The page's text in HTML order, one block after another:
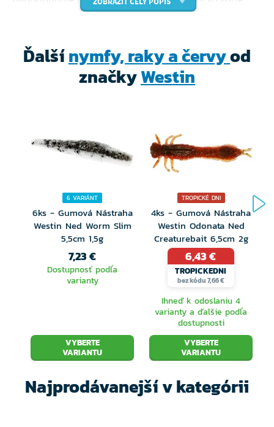
Super mäkký plávajúci materiál umožňuje loviť touto
nástrahou širokou škálou spôsobov. Veďte ho
Túto všestrannú nástrahu je možné použiť na
pstruhovým chatterbaitom alebo sbirolinom –
možnosti nastraženia sú nekonečné!
Napustený cesnakovým/syrovým alebo banánovým
dipom, dvoma najlepšími pstruhovými atraktormi
Silné UV farby
Ideálne pre pstruhové trút area a put & take
revíry
Ďalšínymfy, raky a červyod
značkyWestin
6 VARIÁNT
6ks - Gumová Nástraha
Westin Ned Worm Slim
5,5cm 1,5g
7,23 €
Dostupnosť podľa
varianty
VYBERTE
VARIANTU
TROPICKÉ DNI
4ks - Gumová Nástraha
Westin Odonata Ned
Creaturebait 6,5cm 2g
6,43 €
TROPICKEDNI
bez kódu 7,66 €
Ihneď k odoslaniu 4
varianty a ďalšie podľa
dostupnosti
VYBERTE
VARIANTU
Najprodávanejší v kategórii